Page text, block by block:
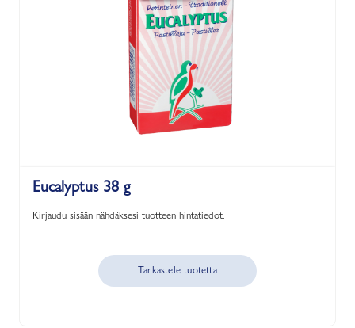
Eucalyptus 38 g
Kirjaudu sisään nähdäksesi tuotteen hintatiedot.
Tarkastele tuotetta